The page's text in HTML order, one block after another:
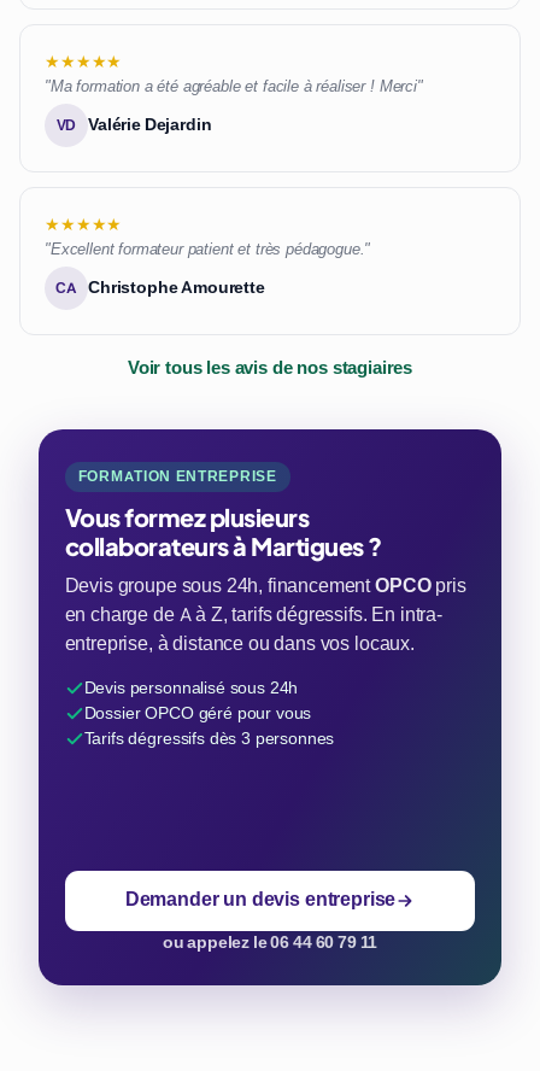
★★★★★
"Ma formation a été agréable et facile à réaliser ! Merci"
VD Valérie Dejardin
★★★★★
"Excellent formateur patient et très pédagogue."
CA Christophe Amourette
Voir tous les avis de nos stagiaires
FORMATION ENTREPRISE
Vous formez plusieurs
collaborateurs à Martigues ?
Devis groupe sous 24h, financementOPCOpris
en charge de A à Z, tarifs dégressifs. En intra-
entreprise, à distance ou dans vos locaux.
Devis personnalisé sous 24h
Dossier OPCO géré pour vous
Tarifs dégressifs dès 3 personnes
Demander un devis entreprise
ou appelez le 06 44 60 79 11